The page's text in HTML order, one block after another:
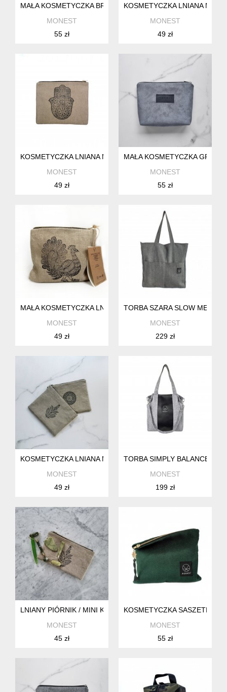
MAŁA KOSMETYCZKA BRUDNY RÓŻ - PLECIONKA
MONEST
55 zł
KOSMETYCZKA LNIANA
MONEST
49 zł
KOSMETYCZKA LNIANA MAŁA WZÓR HAMSA
MONEST
49 zł
MAŁA KOSMETYCZKA
MONEST
55 zł
MAŁA KOSMETYCZKA LNIANA WZÓR PAW
MONEST
49 zł
TORBA SZARA SLOW
MONEST
229 zł
KOSMETYCZKA LNIANA MAŁA WZÓR KWIAT ORIENTU
MONEST
49 zł
TORBA SIMPLY BALANCE
MONEST
199 zł
LNIANY PIÓRNIK / MINI KOSMETYCZKA KWIAT ORIENTU
MONEST
45 zł
KOSMETYCZKA SASZETKA
MONEST
55 zł